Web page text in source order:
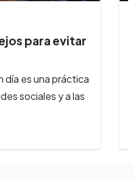
para evitar
día es una práctica
sociales y a las